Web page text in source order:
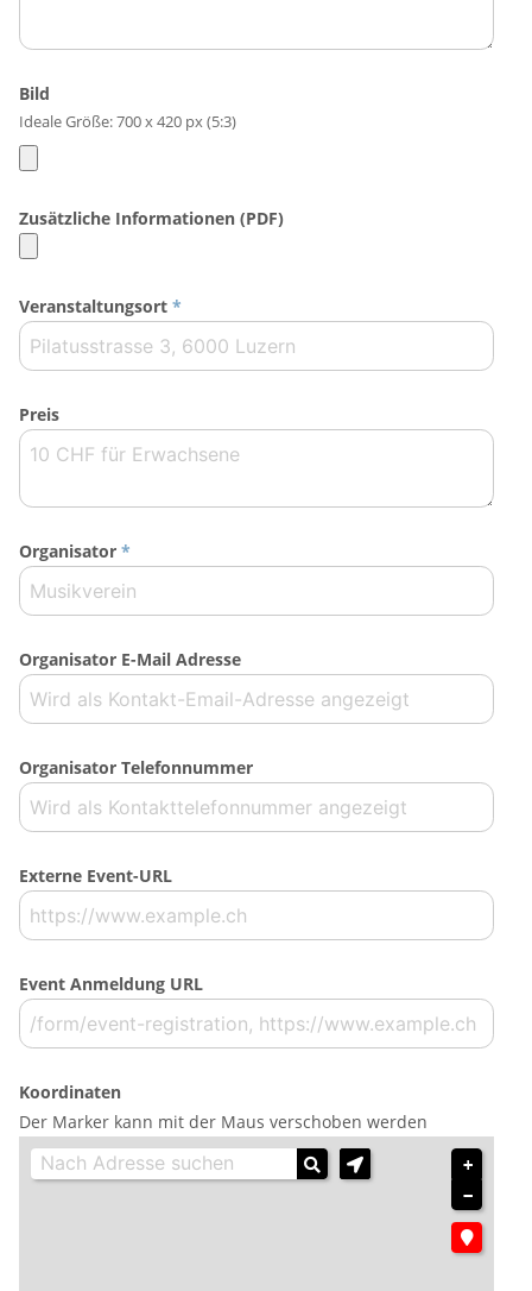
Bild
Ideale Größe: 700 x 420 px (5:3)
Zusätzliche Informationen (PDF)
Veranstaltungsort *
Preis
Organisator *
Organisator E-Mail Adresse
Organisator Telefonnummer
Externe Event-URL
Event Anmeldung URL
Koordinaten
Der Marker kann mit der Maus verschoben werden
+
−